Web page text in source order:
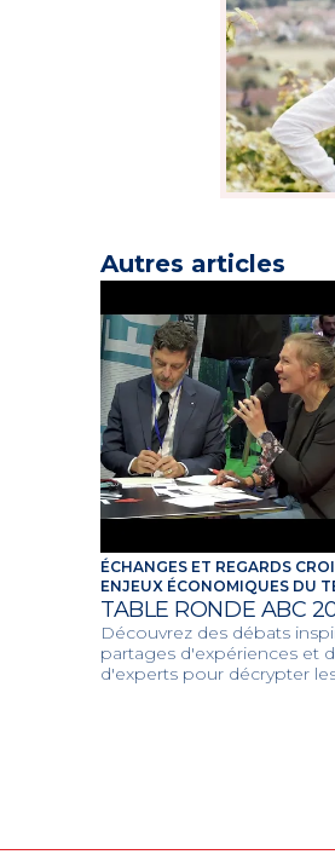
Autres articles
ÉCHANGES ET REGARDS
ENJEUX ÉCONOMIQUES DU
TABLE RONDE ABC
Découvrez des débats
partages d'expériences et
d'experts pour décrypter